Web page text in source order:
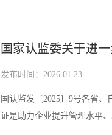
国家认监委关于进
发布时间：2026.01.23
国认监发〔2025〕9号各省
证是助力企业提升管理水平